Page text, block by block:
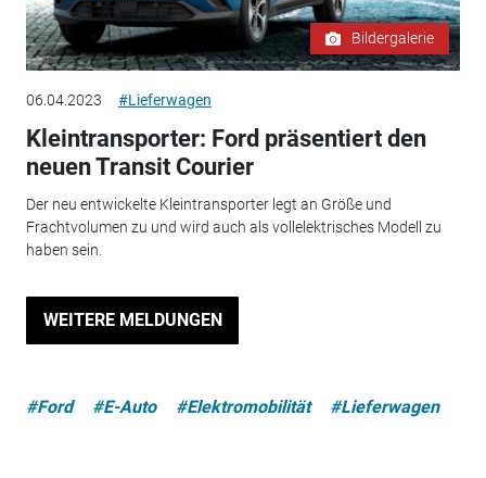
Bildergalerie
06.04.2023 #Lieferwagen
Kleintransporter: Ford präsentiert den
neuen Transit Courier
Der neu entwickelte Kleintransporter legt an Größe und
Frachtvolumen zu und wird auch als vollelektrisches Modell zu
haben sein.
WEITERE MELDUNGEN
#Ford #E-Auto #Elektromobilität #Lieferwagen